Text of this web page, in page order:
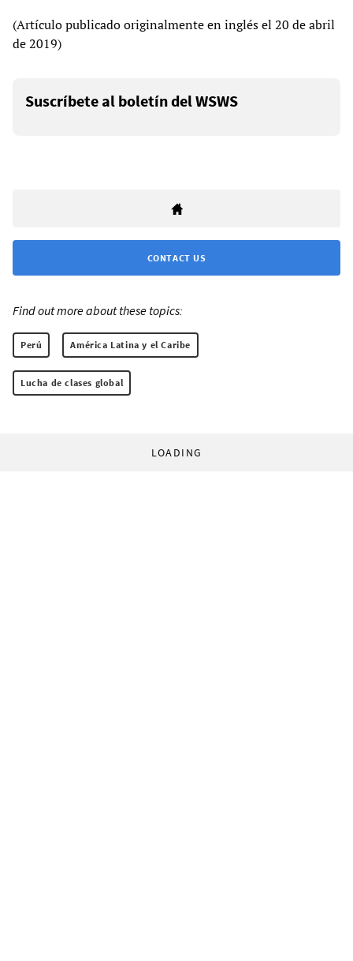
(Artículo publicado originalmente en inglés el 20 de abril
de 2019)
Suscríbete al boletín del WSWS
CONTACT US
Find out more about these topics:
Perú América Latina y el Caribe
Lucha de clases global
LOADING